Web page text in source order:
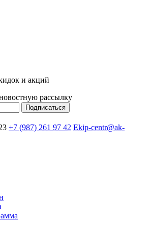
и акций
рассылку
Подписаться
+7 (987) 261 97 42 Ekip-centr@ak-